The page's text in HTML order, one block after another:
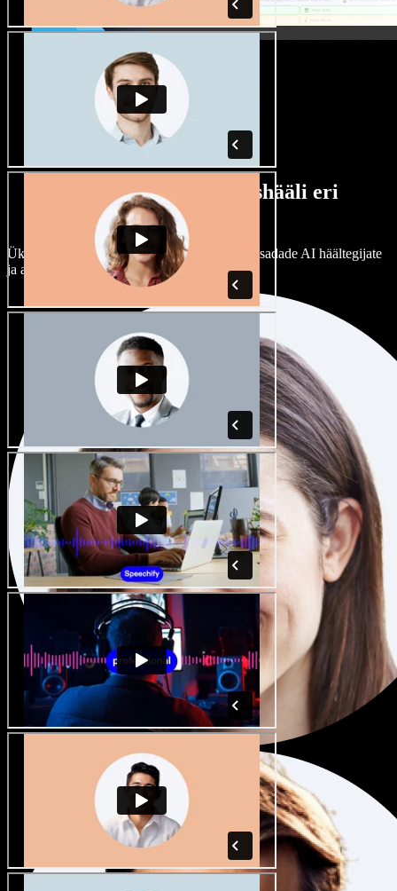
Lai valik mees- ja naishääli eri
aktsentidega
Ükski projekt ei pea kõlama ühtemoodi. Vali sadade AI häältegijate
ja aktsentide hulgast ning kohanda neid.